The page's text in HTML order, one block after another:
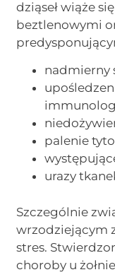
dziąseł wiąże
beztlenowymi
nadmierny
palenie
urazy
Szczególnie
wrzodziejącym
stres.
choroby u